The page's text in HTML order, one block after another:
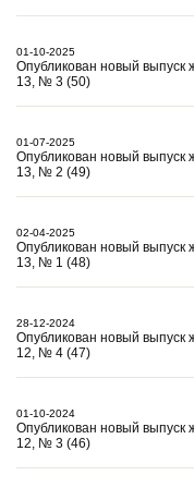
01-10-2025
Опубликован новый выпуск
13, № 3 (50)
01-07-2025
Опубликован новый выпуск
13, № 2 (49)
02-04-2025
Опубликован новый выпуск
13, № 1 (48)
28-12-2024
Опубликован новый выпуск
12, № 4 (47)
01-10-2024
Опубликован новый выпуск
12, № 3 (46)